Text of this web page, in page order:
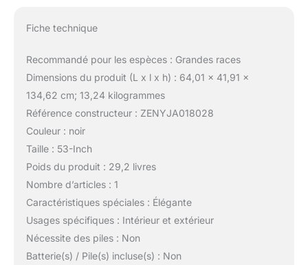
Fiche technique
Recommandé pour les espèces : Grandes races
Dimensions du produit (L x l x h) : 64,01 x 41,91 x
134,62 cm; 13,24 kilogrammes
Référence constructeur : ZENYJA018028
Couleur : noir
Taille : 53-Inch
Poids du produit : 29,2 livres
Nombre d’articles : 1
Caractéristiques spéciales : Élégante
Usages spécifiques : Intérieur et extérieur
Nécessite des piles : Non
Batterie(s) / Pile(s) incluse(s) : Non